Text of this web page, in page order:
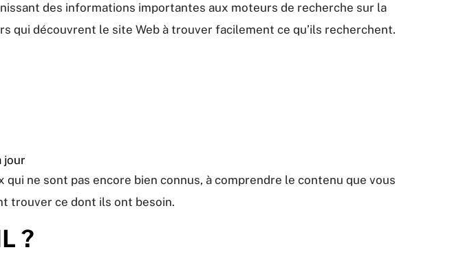
des informations importantes aux moteurs de recherche sur la
qui découvrent le site Web à trouver facilement ce qu’ils recherchent.
jour
ne sont pas encore bien connus, à comprendre le contenu que vous
trouver ce dont ils ont besoin.
?